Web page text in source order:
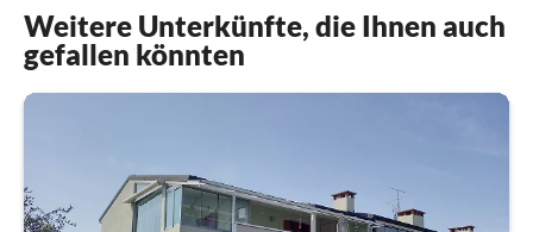
Weitere Unterkünfte, die Ihnen auch
gefallen könnten